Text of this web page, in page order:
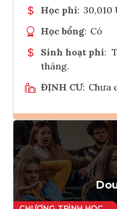
Học phí: 30,010
Học bổng: Có
Sinh hoạt phí:
tháng.
ĐỊNH CƯ: Chưa